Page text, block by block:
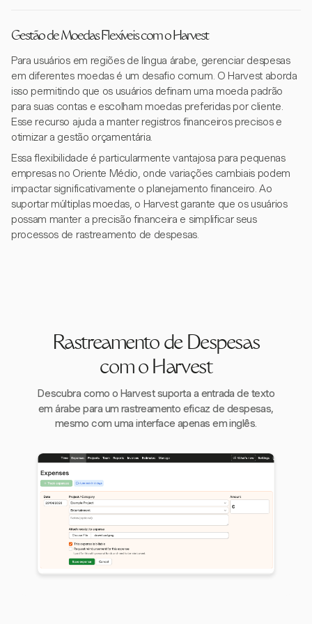
Gestão de Moedas Flexíveis com o Harvest
Para usuários em regiões de língua árabe, gerenciar despesas
em diferentes moedas é um desafio comum. O Harvest aborda
isso permitindo que os usuários definam uma moeda padrão
para suas contas e escolham moedas preferidas por cliente.
Esse recurso ajuda a manter registros financeiros precisos e
otimizar a gestão orçamentária.
Essa flexibilidade é particularmente vantajosa para pequenas
empresas no Oriente Médio, onde variações cambiais podem
impactar significativamente o planejamento financeiro. Ao
suportar múltiplas moedas, o Harvest garante que os usuários
possam manter a precisão financeira e simplificar seus
processos de rastreamento de despesas.
Rastreamento de Despesas
com o Harvest
Descubra como o Harvest suporta a entrada de texto
em árabe para um rastreamento eficaz de despesas,
mesmo com uma interface apenas em inglês.